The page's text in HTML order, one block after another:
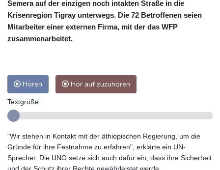
Semera auf der einzigen noch intakten Straße in die
Krisenregion Tigray unterwegs. Die 72 Betroffenen seien
Mitarbeiter einer externen Firma, mit der das WFP
zusammenarbeitet.
Hören Hör auf zuzuhören
Textgröße:
"Wir stehen in Kontakt mit der äthiopischen Regierung, um die
Gründe für ihre Festnahme zu erfahren", erklärte ein UN-
Sprecher. Die UNO setze sich auch dafür ein, dass ihre Sicherheit
und der Schutz ihrer Rechte gewährleistet werde.